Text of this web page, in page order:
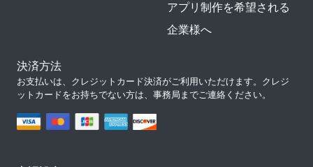
アプリ制作を希望される
企業様へ
決済方法
お支払いは、クレジットカード決済がご利用いただけます。クレジ
ットカードをお持ちでない方は、事務局までご連絡ください。